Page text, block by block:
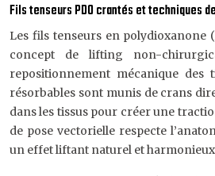
Fils tenseurs PDO crantés et techniques
Les fils tenseurs en polydioxanone
concept de lifting non-
repositionnement mécanique des
résorbables sont munis de crans
dans les tissus pour créer une
de pose vectorielle respecte
un effet liftant naturel et